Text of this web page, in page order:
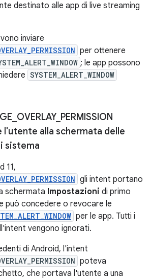
destinato alle app di live streaming
inviare
per ottenere
; le app possono
SYSTEM_ALERT_WINDOW
OVERLAY_ PERMISSION
alla schermata delle
sistema
11,
gli intent portano
schermata Impostazioni di primo
può concedere o revocare le
per le app. Tutti i
vengono ignorati.
di Android, l'intent
poteva
che portava l'utente a una